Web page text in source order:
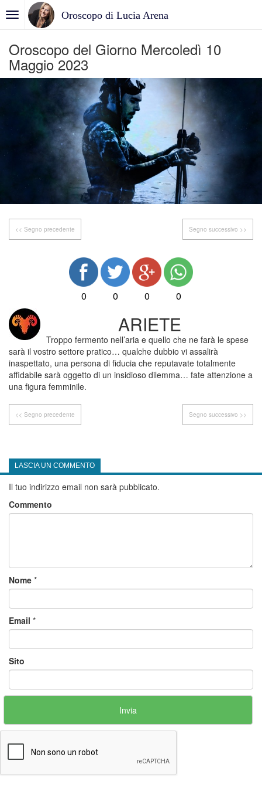
Oroscopo di Lucia Arena
Oroscopo del Giorno Mercoledì 10
Maggio 2023
<< Segno precedente Segno successivo >>
0 0 0 0
ARIETE
Troppo fermento nell’aria e quello che ne farà le spese
sarà il vostro settore pratico… qualche dubbio vi assalirà
inaspettato, una persona di fiducia che reputavate totalmente
affidabile sarà oggetto di un insidioso dilemma… fate attenzione a
una figura femminile.
<< Segno precedente Segno successivo >>
LASCIA UN COMMENTO
Il tuo indirizzo email non sarà pubblicato.
Commento
Nome *
Email *
Sito